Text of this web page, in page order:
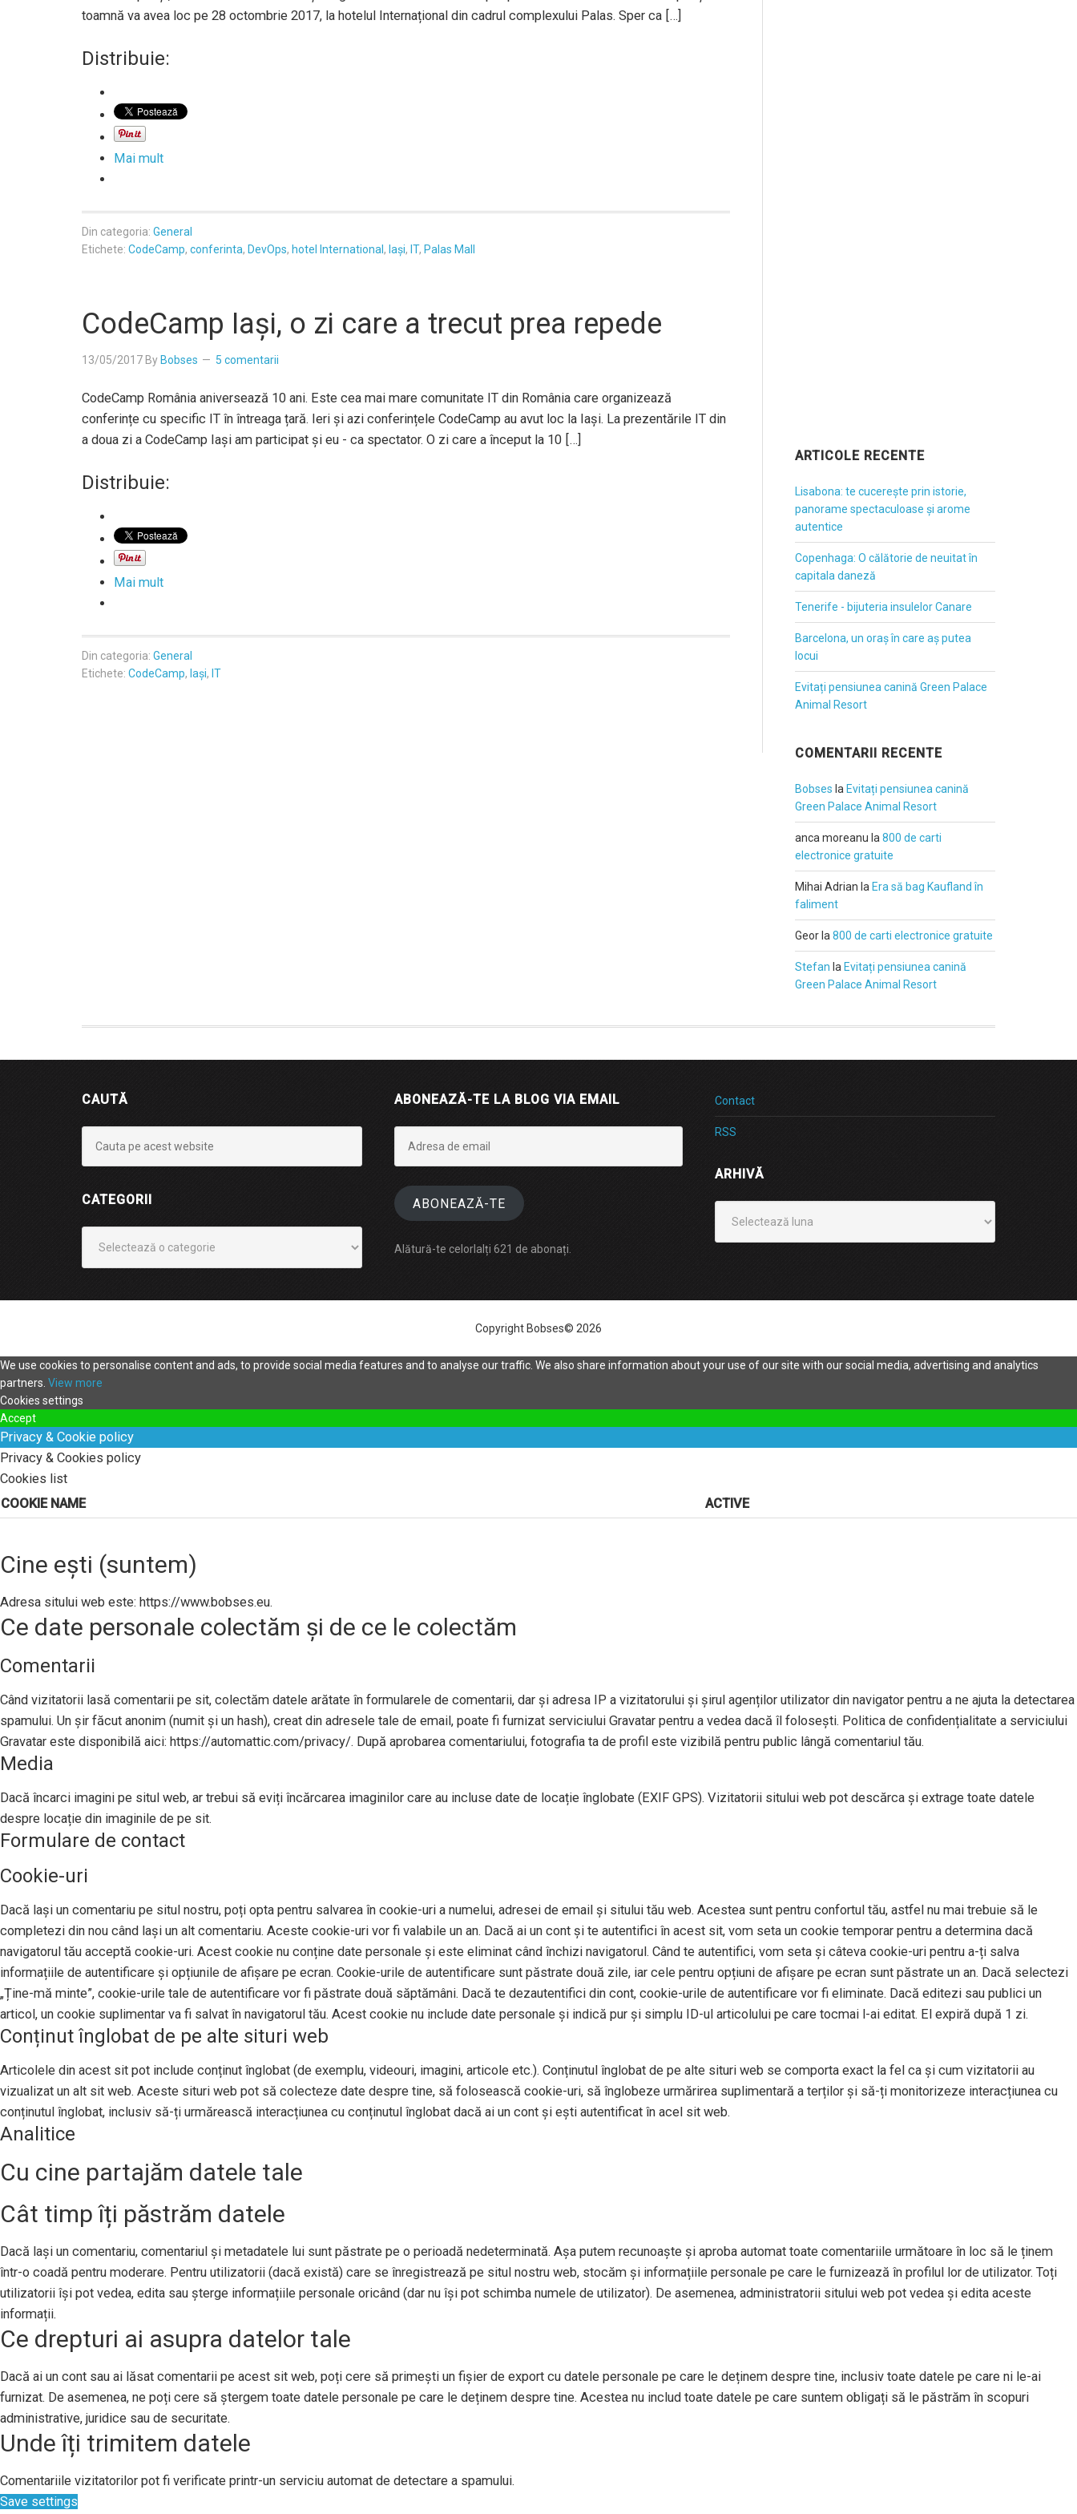
toamnă va avea loc pe 28 octombrie 2017, la hotelul Internațional din cadrul complexului Palas. Sper ca […]
Distribuie:
Mai mult
Din categoria: General
Etichete: CodeCamp, conferinta, DevOps, hotel International , Iași, IT, Palas Mall
CodeCamp Iași, o zi care a trecut prea repede
13/05/2017 By Bobses 5 comentarii
CodeCamp România aniversează 10 ani. Este cea mai mare comunitate IT din România care organizează
conferințe cu specific IT în întreaga țară. Ieri și azi conferințele CodeCamp au avut loc la Iași. La prezentările IT din
a doua zi a CodeCamp Iași am participat și eu - ca spectator. O zi care a început la 10 […]
Distribuie:
Mai mult
Din categoria: General
Etichete: CodeCamp, Iași, IT
ARTICOLE RECENTE
Lisabona: te cucerește prin istorie,
panorame spectaculoase și arome
autentice
Copenhaga: O călătorie de neuitat în
capitala daneză
Tenerife - bijuteria insulelor Canare
Barcelona, un oraș în care aș putea
locui
Evitați pensiunea canină Green Palace
Animal Resort
COMENTARII RECENTE
Bobses la Evitați pensiunea canină
Green Palace Animal Resort
anca moreanu la 800 de carti
electronice gratuite
Mihai Adrian la Era să bag Kaufland în
faliment
Geor la 800 de carti electronice gratuite
Stefan la Evitați pensiunea canină
Green Palace Animal Resort
CAUTĂ
CATEGORII
ABONEAZĂ-TE LA BLOG VIA EMAIL
email
ABONEAZĂ-TE
Alătură-te celorlalți 621 de abonați.
Contact
RSS
ARHIVĂ
Copyright Bobses© 2026
We use cookies to personalise content and ads, to provide social media features and to analyse our traffic. We also share information about your use of our site with our social media, advertising and analytics
partners. View more
Cookies settings
Accept
Privacy & Cookie policy
Privacy & Cookies policy
Cookies list
COOKIE NAME
ACTIVE
Cine ești (suntem)
Adresa sitului web este: https://www.bobses.eu.
Ce date personale colectăm și de ce le colectăm
Comentarii
Când vizitatorii lasă comentarii pe sit, colectăm datele arătate în formularele de comentarii, dar și adresa IP a vizitatorului și șirul agenților utilizator din navigator pentru a ne ajuta la detectarea
spamului. Un șir făcut anonim (numit și un hash), creat din adresele tale de email, poate fi furnizat serviciului Gravatar pentru a vedea dacă îl folosești. Politica de confidențialitate a serviciului
Gravatar este disponibilă aici: https://automattic.com/privacy/. După aprobarea comentariului, fotografia ta de profil este vizibilă pentru public lângă comentariul tău.
Media
Dacă încarci imagini pe situl web, ar trebui să eviți încărcarea imaginilor care au incluse date de locație înglobate (EXIF GPS). Vizitatorii sitului web pot descărca și extrage toate datele
despre locație din imaginile de pe sit.
Formulare de contact
Cookie-uri
Dacă lași un comentariu pe situl nostru, poți opta pentru salvarea în cookie-uri a numelui, adresei de email și sitului tău web. Acestea sunt pentru confortul tău, astfel nu mai trebuie să le
completezi din nou când lași un alt comentariu. Aceste cookie-uri vor fi valabile un an. Dacă ai un cont și te autentifici în acest sit, vom seta un cookie temporar pentru a determina dacă
navigatorul tău acceptă cookie-uri. Acest cookie nu conține date personale și este eliminat când închizi navigatorul. Când te autentifici, vom seta și câteva cookie-uri pentru a-ți salva
informațiile de autentificare și opțiunile de afișare pe ecran. Cookie-urile de autentificare sunt păstrate două zile, iar cele pentru opțiuni de afișare pe ecran sunt păstrate un an. Dacă selectezi
„Ține-mă minte”, cookie-urile tale de autentificare vor fi păstrate două săptămâni. Dacă te dezautentifici din cont, cookie-urile de autentificare vor fi eliminate. Dacă editezi sau publici un
articol, un cookie suplimentar va fi salvat în navigatorul tău. Acest cookie nu include date personale și indică pur și simplu ID-ul articolului pe care tocmai l-ai editat. El expiră după 1 zi.
Conținut înglobat de pe alte situri web
Articolele din acest sit pot include conținut înglobat (de exemplu, videouri, imagini, articole etc.). Conținutul înglobat de pe alte situri web se comporta exact la fel ca și cum vizitatorii au
vizualizat un alt sit web. Aceste situri web pot să colecteze date despre tine, să folosească cookie-uri, să înglobeze urmărirea suplimentară a terților și să-ți monitorizeze interacțiunea cu
conținutul înglobat, inclusiv să-ți urmărească interacțiunea cu conținutul înglobat dacă ai un cont și ești autentificat în acel sit web.
Analitice
Cu cine partajăm datele tale
Cât timp îți păstrăm datele
Dacă lași un comentariu, comentariul și metadatele lui sunt păstrate pe o perioadă nedeterminată. Așa putem recunoaște și aproba automat toate comentariile următoare în loc să le ținem
într-o coadă pentru moderare. Pentru utilizatorii (dacă există) care se înregistrează pe situl nostru web, stocăm și informațiile personale pe care le furnizează în profilul lor de utilizator. Toți
utilizatorii își pot vedea, edita sau șterge informațiile personale oricând (dar nu își pot schimba numele de utilizator). De asemenea, administratorii sitului web pot vedea și edita aceste
informații.
Ce drepturi ai asupra datelor tale
Dacă ai un cont sau ai lăsat comentarii pe acest sit web, poți cere să primești un fișier de export cu datele personale pe care le deținem despre tine, inclusiv toate datele pe care ni le-ai
furnizat. De asemenea, ne poți cere să ștergem toate datele personale pe care le deținem despre tine. Acestea nu includ toate datele pe care suntem obligați să le păstrăm în scopuri
administrative, juridice sau de securitate.
Unde îți trimitem datele
Comentariile vizitatorilor pot fi verificate printr-un serviciu automat de detectare a spamului.
Save settings